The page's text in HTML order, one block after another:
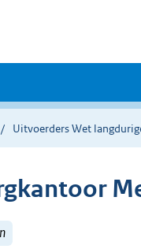
Uitvoerders Wet